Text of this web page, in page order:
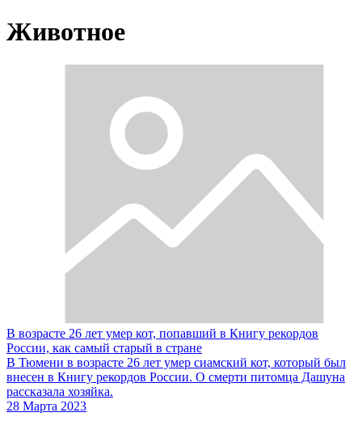
Животное
В возрасте 26 лет умер кот, попавший в Книгу рекордов
России, как самый старый в стране
В Тюмени в возрасте 26 лет умер сиамский кот, который был
внесен в Книгу рекордов России. О смерти питомца Дашуна
рассказала хозяйка.
28 Марта 2023